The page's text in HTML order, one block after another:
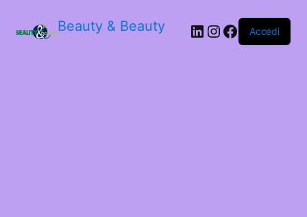
Beauty & Beauty LinkedIn
Instagram
Facebook
Accedi